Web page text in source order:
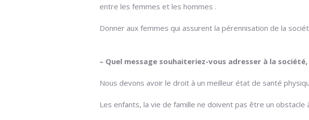
entre les femmes et les hommes .
Donner aux femmes qui assurent la pérennisation de la
– Quel message souhaiteriez-vous adresser à la
Nous devons avoir le droit à un meilleur état de santé
Les enfants, la vie de famille ne doivent pas être un